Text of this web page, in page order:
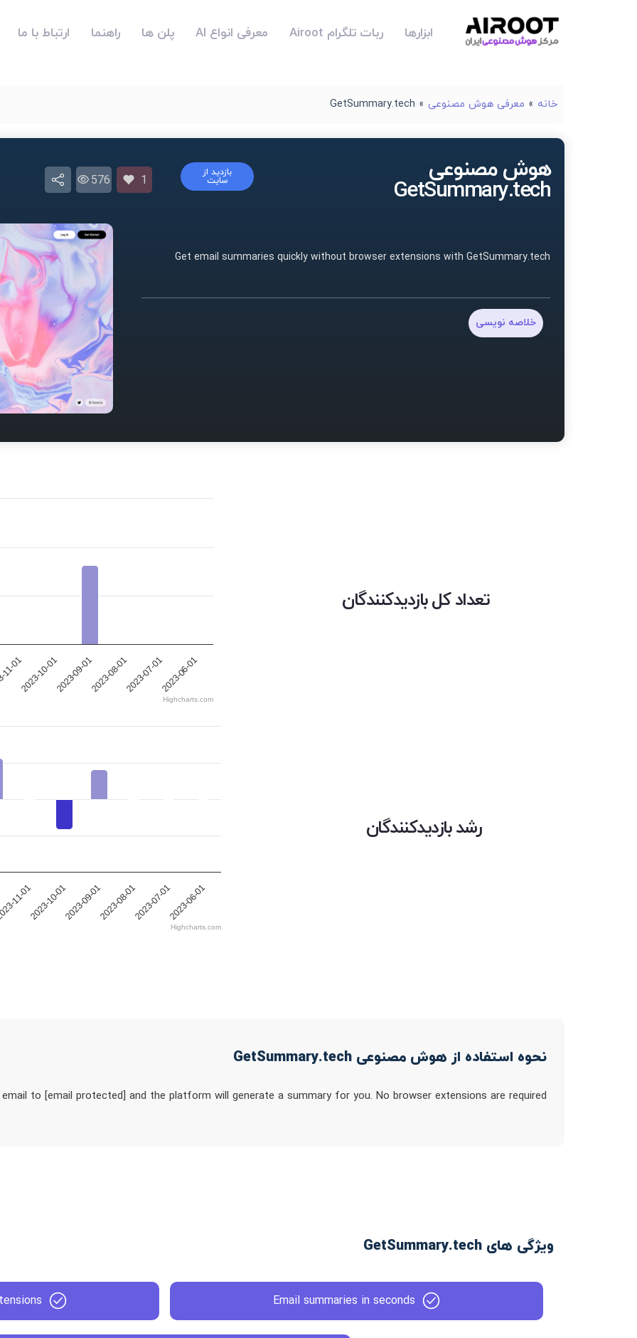
ابزارها ربات تلگرام Airoot معرفی انواع AI پلن ها راهنما ارتباط با ما
خانه » معرفی هوش مصنوعی »
GetSummary.tech
هوش مصنوعی
GetSummary.tech
بازدید از
سایت 1
576
Get email summaries quickly without browser extensions with GetSummary.tech
خلاصه نویسی
تعداد کل بازدیدکنندگان
012023-10-012023-09-012023-08-012023-07-012023-06-01
Highcharts.com
رشد بازدیدکنندگان
11-012023-10-012023-09-012023-08-012023-07-012023-06-01
Highcharts.com
نحوه استفاده از هوش مصنوعی GetSummary.tech
to [email protected] and the platform will generate a summary for you. No browser extensions are required
ویژگی های GetSummary.tech
Email summaries in seconds